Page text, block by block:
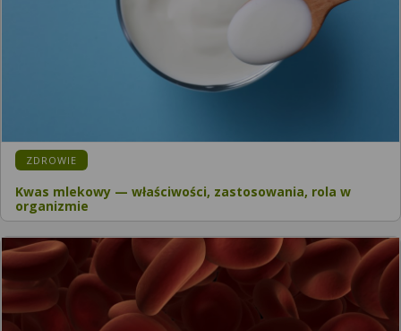
ZDROWIE
Kwas mlekowy — właściwości, zastosowania, rola w
organizmie